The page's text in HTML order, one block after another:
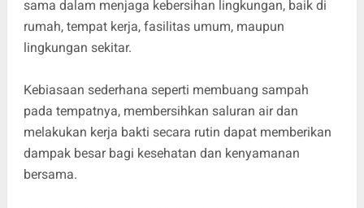
sama dalam menjaga kebersihan lingkungan, baik di
rumah, tempat kerja, fasilitas umum, maupun
lingkungan sekitar.
Kebiasaan sederhana seperti membuang sampah
pada tempatnya, membersihkan saluran air dan
melakukan kerja bakti secara rutin dapat memberikan
dampak besar bagi kesehatan dan kenyamanan
bersama.